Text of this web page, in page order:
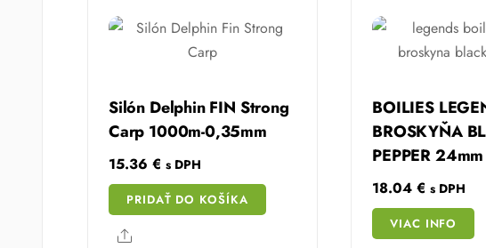
Silón Delphin FIN Strong
Carp 1000m-0,35mm
15.36 € s DPH
PRIDAŤ DO KOŠÍKA
Share
BOILIES
BROSKYŇA
PEPPER 24mm
18.04€ s DPH
VIAC INFO